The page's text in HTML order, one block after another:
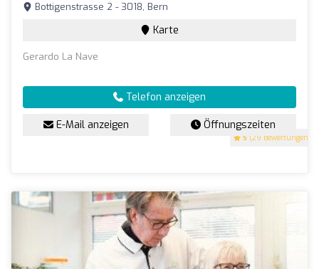
5 (29 Bewertungen)
Bottigenstrasse 2 - 3018, Bern
Karte
Gerardo La Nave
Telefon anzeigen
E-Mail anzeigen Öffnungszeiten